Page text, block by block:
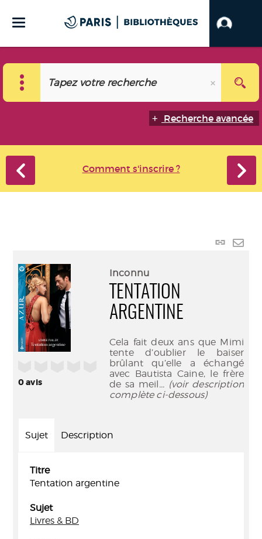
Recherche avancée
Comment s'inscrire ?
Lien
0avis
Inconnu
TENTATION
ARGENTINE
Cela fait deux ans que Mimi
tente d’oublier le baiser
brûlant qu’elle a échangé
avec Bautista Caine, le frère
de sa meil... (voir description
complète ci-dessous)
Sujet Description
Titre
Tentation argentine
Sujet
Livres & BD